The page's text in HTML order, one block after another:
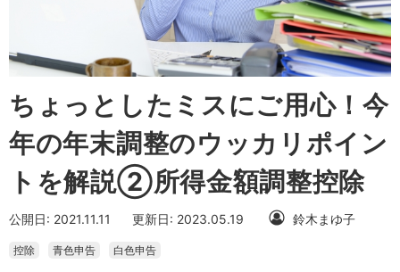
ちょっとしたミスにご用心！今
年の年末調整のウッカリポイン
トを解説②所得金額調整控除
公開日: 2021.11.11 更新日: 2023.05.19 鈴木まゆ子
控除 青色申告 白色申告